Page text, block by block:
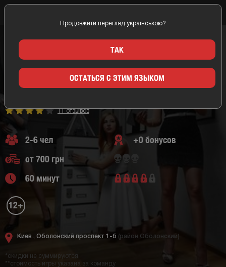
Мистический квест
Квест Секрет Малевича
СЕКРЕТ МАЛЕВИЧА
КИЕВ/LOGIKUM (ЛОГИКУМ)
11 отзывов
2-6 чел
+0 бонусов
от 700 грн
60 минут
12+
Киев , Оболонский проспект 1-б (район Оболонский)
*скидки не суммируются
**стоимость игры указана за команду
Продовжити перегляд українською?
ТАК
ОСТАТЬСЯ С ЭТИМ ЯЗЫКОМ